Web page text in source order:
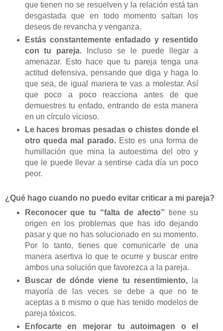
que tienen no se resuelven y la relación está tan
desgastada que en todo momento saltan los
deseos de revancha y venganza.
Estás constantemente enfadado y resentido
con tu pareja.
Incluso se le puede llegar a
amenazar. Esto hace que tu pareja tenga una
actitud defensiva, pensando que diga y haga lo
que sea, de igual manera te vas a molestar. Así
que poco a poco reacciona antes de que
demuestres tu enfado, entrando de esta manera
en un círculo vicioso.
Le haces bromas pesadas o chistes donde el
otro queda mal parado.Esto es una forma de
humillación que mina la autoestima del otro y
que le puede llevar a sentirse cada día un poco
peor.
¿Qué hago cuando no puedo evitar criticar a mi pareja?
Reconocer que tu “falta de afecto” tiene su
origen en los problemas que has ido dejando
pasar y que no has solucionado en su momento.
Por lo tanto, tienes que comunicarle de una
manera asertiva lo que te ocurre y buscar entre
ambos una solución que favorezca a la pareja.
Buscar de dónde viene tu resentimiento, la
mayoría de las veces se debe a que no te
aceptas a ti mismo o que has tenido modelos de
pareja tóxicos.
Enfocarte en mejorar tu autoimagen o el